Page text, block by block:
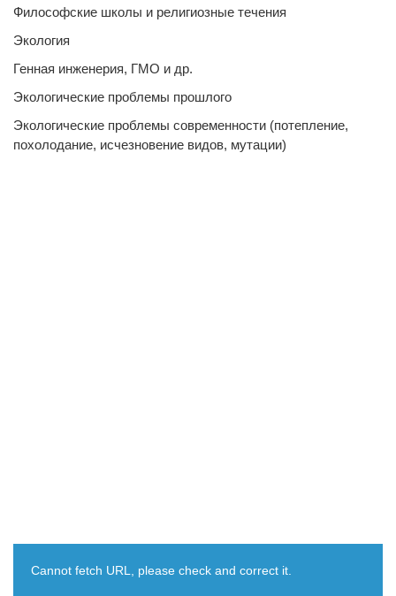
Философские школы и религиозные течения
Экология
Генная инженерия, ГМО и др.
Экологические проблемы прошлого
Экологические проблемы современности (потепление,
похолодание, исчезновение видов, мутации)
Cannot fetch URL, please check and correct it.